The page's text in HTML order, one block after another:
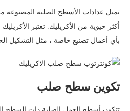
تميل عدادات الأسطح الصلبة المصنوعة
أكثر حيوية من الأكريليك. تعتبر
بأي أعمال تصنيع خاصة ، مثل التشكيل
تكوين سطح صلب